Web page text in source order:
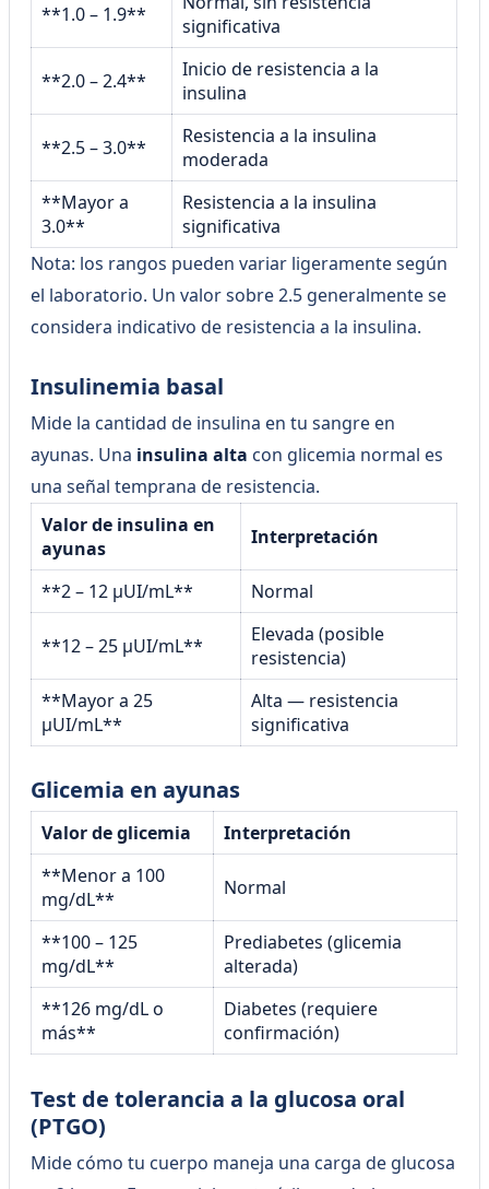
**1.0 – 1.9**
significativa
**2.0 – 2.4**
Inicio de resistencia a la
insulina
**2.5 – 3.0**
Resistencia a la insulina
moderada
**Mayor a
3.0**
Resistencia a la insulina
significativa
Nota: los rangos pueden variar ligeramente según
el laboratorio. Un valor sobre 2.5 generalmente se
considera indicativo de resistencia a la insulina.
Insulinemia basal
Mide la cantidad de insulina en tu sangre en
ayunas. Una insulina alta con glicemia normal es
una señal temprana de resistencia.
Valor de insulina en
ayunas
Interpretación
**2 – 12 µUI/mL** Normal
**12 – 25 µUI/mL**
Elevada (posible
resistencia)
**Mayor a 25
µUI/mL**
Alta — resistencia
significativa
Glicemia en ayunas
Valor de glicemia
Interpretación
**Menor a 100
mg/dL**
Normal
**100 – 125
mg/dL**
Prediabetes (glicemia
alterada)
**126 mg/dL o
más**
Diabetes (requiere
confirmación)
Test de tolerancia a la glucosa oral
(PTGO)
Mide cómo tu cuerpo maneja una carga de glucosa